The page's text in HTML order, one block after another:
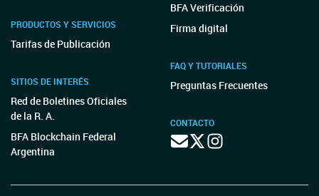
PRODUCTOS Y SERVICIOS
Tarifas de Publicación
SITIOS DE INTERÉS
Red de Boletines Oficiales
de la R. A.
BFA Blockchain Federal
Argentina
BFA Verificación
Firma digital
FAQ Y TUTORIALES
Preguntas Frecuentes
CONTACTO